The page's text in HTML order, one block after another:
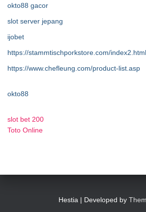
okto88 gacor
slot server jepang
ijobet
https://stammtischporkstore.com/index2.html
https://www.chefleung.com/product-list.asp
okto88
slot bet 200
Toto Online
Hestia | Developed by